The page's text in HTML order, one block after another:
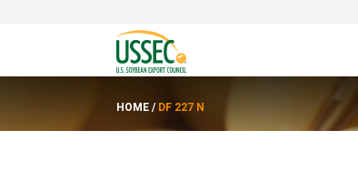
HOME / DF 227 N